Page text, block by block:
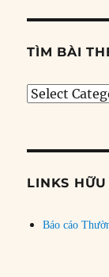
TÌM BÀI
Tìm
đề
LINKS HỮU
Báo cáo